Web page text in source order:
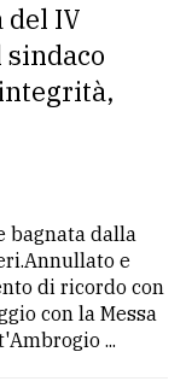
IV
bagnata dalla
e
di ricordo con
con la Messa
...